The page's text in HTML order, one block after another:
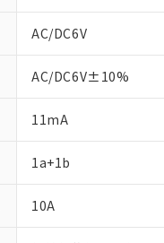
AC/DC6V
AC/DC6V±10%
11mA
1a+1b
10A
ご利用条件
以下の条件をお読
在庫状況お
い。
対応予定なし：
調査・確認中：
非該当品：ライセ
仕入先様の事情に
鉛(Pb) 1000ppm以下、
六価クロム(Cr(Ⅵ))
フタル酸ビス(2-エチル
ル（DBP） 1000ppm
フタル酸エステル類の
※1 中国
「○」：最大均質
「×」：最大均質
「－」：未確認で
Cr(Ⅵ)(六価クロム) :
当社は規制
当社は貴社
記